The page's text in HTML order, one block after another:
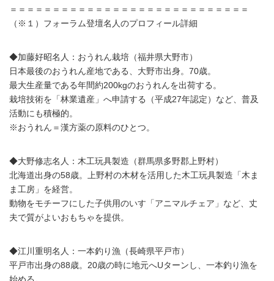
＝＝＝＝＝＝＝＝＝＝＝＝＝＝＝＝＝＝＝＝＝＝＝＝＝＝＝＝
（※１）フォーラム登壇名人のプロフィール詳細
◆加藤好昭名人：おうれん栽培（福井県大野市）
日本最後のおうれん産地である、大野市出身。70歳。
最大生産量である年間約200kgのおうれんを出荷する。
栽培技術を「林業遺産」へ申請する（平成27年認定）など、普及
活動にも積極的。
※おうれん＝漢方薬の原料のひとつ。
◆大野修志名人：木工玩具製造（群馬県多野郡上野村）
北海道出身の58歳。上野村の木材を活用した木工玩具製造「木ま
ま工房」を経営。
動物をモチーフにした子供用のいす「アニマルチェア」など、丈
夫で質がよいおもちゃを提供。
◆江川重明名人：一本釣り漁（長崎県平戸市）
平戸市出身の88歳。20歳の時に地元へUターンし、一本釣り漁を
始める。